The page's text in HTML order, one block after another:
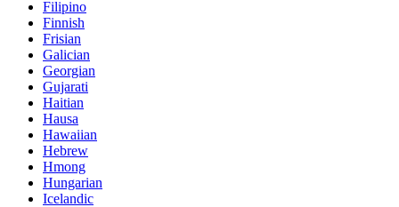
Filipino
Finnish
Frisian
Galician
Georgian
Gujarati
Haitian
Hausa
Hawaiian
Hebrew
Hmong
Hungarian
Icelandic